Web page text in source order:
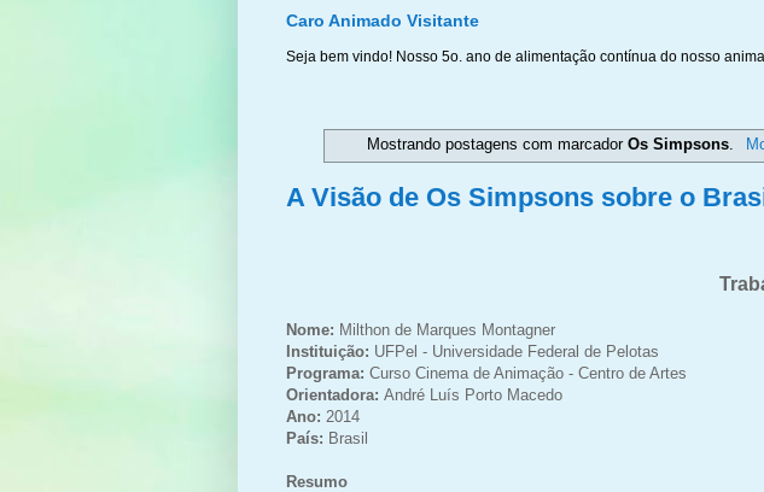
Caro Animado Visitante
Seja bem vindo! Nosso 5o. ano de alimentação contínua do nosso
Mostrando postagens com marcadorOs Simpsons
A Visão de Os Simpsons sobre o
Nome: Milthon de Marques Montagner
Instituição: UFPel - Universidade Federal de Pelotas
Programa: Curso Cinema de Animação - Centro de Artes
Orientadora: André Luís Porto Macedo
Ano: 2014
País: Brasil
Resumo